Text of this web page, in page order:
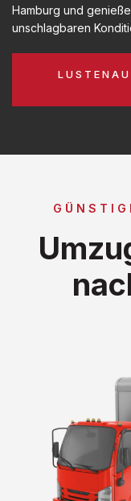
Hamburg und
unschlagbaren